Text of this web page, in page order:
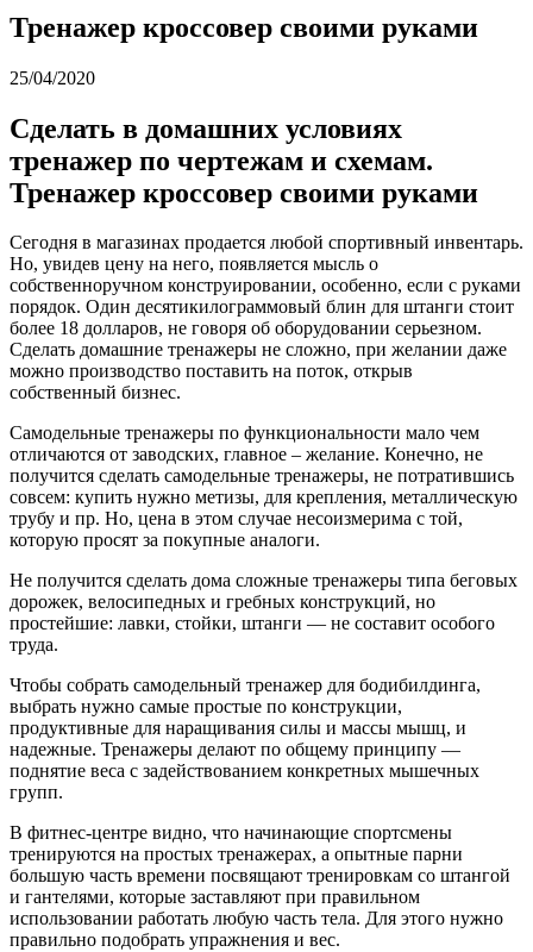
Тренажер кроссовер своими руками
25/04/2020
Сделать в домашних условиях
тренажер по чертежам и схемам.
Тренажер кроссовер своими руками
Сегодня в магазинах продается любой спортивный инвентарь.
Но, увидев цену на него, появляется мысль о
собственноручном конструировании, особенно, если с руками
порядок. Один десятикилограммовый блин для штанги стоит
более 18 долларов, не говоря об оборудовании серьезном.
Сделать домашние тренажеры не сложно, при желании даже
можно производство поставить на поток, открыв
собственный бизнес.
Самодельные тренажеры по функциональности мало чем
отличаются от заводских, главное – желание. Конечно, не
получится сделать самодельные тренажеры, не потратившись
совсем: купить нужно метизы, для крепления, металлическую
трубу и пр. Но, цена в этом случае несоизмерима с той,
которую просят за покупные аналоги.
Не получится сделать дома сложные тренажеры типа беговых
дорожек, велосипедных и гребных конструкций, но
простейшие: лавки, стойки, штанги — не составит особого
труда.
Чтобы собрать самодельный тренажер для бодибилдинга,
выбрать нужно самые простые по конструкции,
продуктивные для наращивания силы и массы мышц, и
надежные. Тренажеры делают по общему принципу —
поднятие веса с задействованием конкретных мышечных
групп.
В фитнес-центре видно, что начинающие спортсмены
тренируются на простых тренажерах, а опытные парни
большую часть времени посвящают тренировкам со штангой
и гантелями, которые заставляют при правильном
использовании работать любую часть тела. Для этого нужно
правильно подобрать упражнения и вес.